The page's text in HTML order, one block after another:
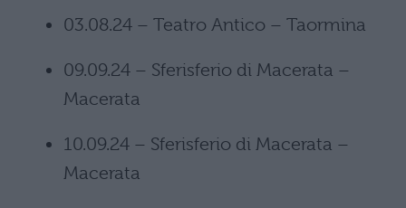
03.08.24 – Teatro Antico – Taormina
09.09.24 – Sferisferio di Macerata –
Macerata
10.09.24 – Sferisferio di Macerata –
Macerata